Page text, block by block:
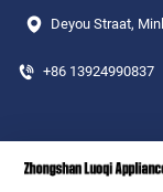
Deyou Straat,
+86 13924990837